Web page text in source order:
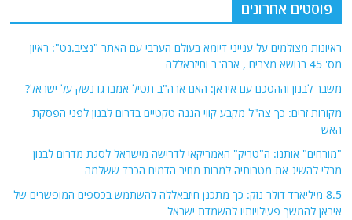
פוסטים אחרונים
ראיונות מצולמים על ענייני דיומא בעולם הערבי עם האתר "נציב.נט": ראיון
מס' 45 בנושא מצרים , ארה"ב וחיזבאללה
משבר לבנון וההסכם עם איראן: האם ארה"ב תטיל אמברגו נשק על ישראל?
מקורות זרים: כך צה"ל מקבע קווי הגנה טקטיים בדרום לבנון לפני הפסקת
האש
"מורחים" אותנו: ה"טריק" האמריקאי לדרישה מישראל לסגת מדרום לבנון
מבלי להשיג את מטרותיה למרות מחיר הדמים הכבד ששלמה
8.5 מיליארד דולר נזק: כך מתכנן חיזבאללה להשתמש בכספים המופשרים של
איראן להמשך פעילויותיו להשמדת ישראל